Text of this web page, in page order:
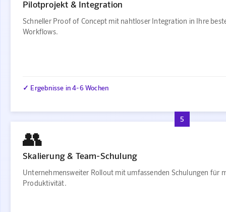
Pilotprojekt & Integration
Schneller Proof of Concept mit nahtloser Integration in Ihre
Workflows.
✓ Ergebnisse in 4-6 Wochen
5
👥
Skalierung & Team-Schulung
Unternehmensweiter Rollout mit umfassenden Schulungen für
Produktivität.